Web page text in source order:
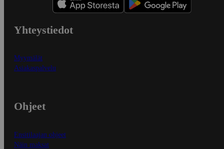
Yhteystiedot
Myymälät
Asiakaspalvelu
Ohjeet
Ensitilaajan ohjeet
Näin maksat